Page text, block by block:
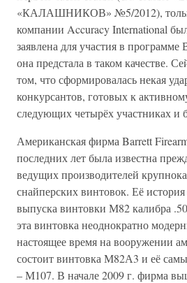
«КАЛАШНИКОВ» №5/2012),
компании Accuracy International
заявлена для участия в
она предстала в таком качестве.
том, что сформировалась некая
конкурсантов, готовых к
следующих четырёх участниках и
Американская фирма Barrett
последних лет была известна
ведущих производителей
снайперских винтовок. Её история
выпуска винтовки М82 калибра
эта винтовка неоднократно
настоящее время на вооружении
состоит винтовка М82А3 и её
– М107. В начале 2009 г. фирма